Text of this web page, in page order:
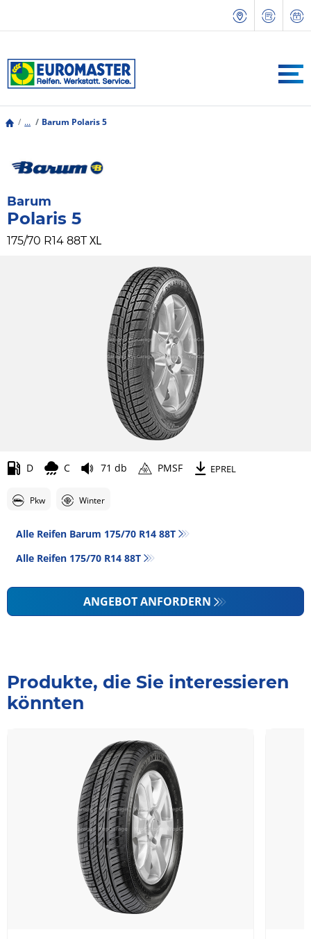
... Barum Polaris 5
Barum
Polaris 5
175/70 R14 88T XL
D C 71 db PMSF EPREL
Pkw Winter
Alle Reifen Barum 175/70 R14 88T
Alle Reifen‎ 175/70 R14 88T
ANGEBOT ANFORDERN
Produkte, die Sie interessieren
könnten